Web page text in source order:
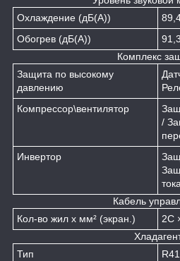
Охлаждение (дБ(А))
Обогрев (дБ(А))
91,3
Комплекс
Защита по высокому
давлению
Компрессор\вентилятор
/
Инвертор
тока
Кабель
Кол-во жил х мм² (экран.)
2C
Тип